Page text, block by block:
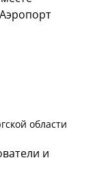
области
и